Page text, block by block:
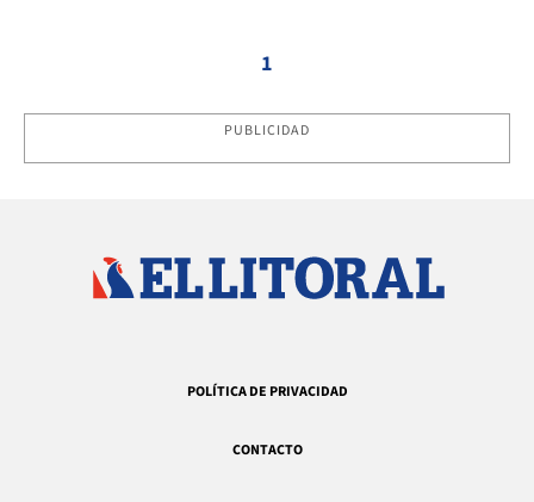
1
PUBLICIDAD
POLÍTICA DE PRIVACIDAD
CONTACTO